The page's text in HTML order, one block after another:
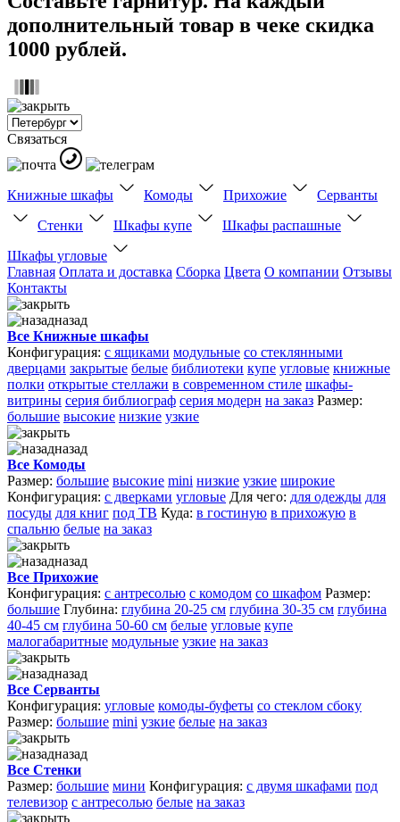
дополнительный товар в чеке скидка
1000 рублей.
Связаться
Книжные шкафы Комоды Прихожие
Серванты
Стенки
Шкафы купе
Шкафы распашные
Шкафы угловые
Главная Оплата и доставка Сборка Цвета О компании Отзывы
Контакты
назад
Все Книжные шкафы
Конфигурация: с ящиками модульные со стеклянными
дверцами закрытые белые библиотеки купе угловые книжные
полки открытые стеллажи в современном стиле шкафы-
витрины серия библиограф серия модерн на заказ Размер:
большие высокие низкие узкие
назад
Все Комоды
Размер: большие высокие mini низкие узкие широкие
Конфигурация: с дверками угловые Для чего: для одежды для
посуды для книг под ТВ Куда: в гостиную в прихожую в
спальню белые на заказ
назад
Все Прихожие
Конфигурация: с антресолью с комодом со шкафом Размер:
большие Глубина: глубина 20-25 см глубина 30-35 см глубина
40-45 см глубина 50-60 см белые угловые купе
малогабаритные модульные узкие на заказ
назад
Все Серванты
Конфигурация: угловые комоды-буфеты со стеклом сбоку
Размер: большие mini узкие белые на заказ
назад
Все Стенки
Размер: большие мини Конфигурация: с двумя шкафами под
телевизор с антресолью белые на заказ